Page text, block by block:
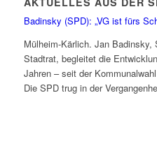
Badinsky (SPD): „VG ist fürs
Mülheim-Kärlich. Jan
Stadtrat, begleitet die
Jahren – seit der
Die SPD trug in der